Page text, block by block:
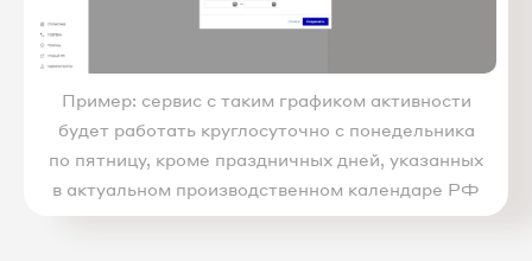
Пример: сервис с таким графиком активности
будет работать круглосуточно с понедельника
по пятницу, кроме праздничных дней, указанных
в актуальном производственном календаре РФ